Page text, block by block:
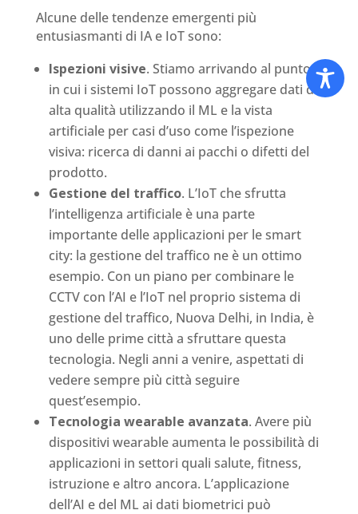
Alcune delle tendenze emergenti più
entusiasmanti di IA e IoT sono:
Ispezioni visive. Stiamo arrivando al punto
in cui i sistemi IoT possono aggregare dati di
alta qualità utilizzando il ML e la vista
artificiale per casi d’uso come l’ispezione
visiva: ricerca di danni ai pacchi o difetti del
prodotto.
Gestione del traffico. L’IoT che sfrutta
l’intelligenza artificiale è una parte
importante delle applicazioni per le smart
city: la gestione del traffico ne è un ottimo
esempio. Con un piano per combinare le
CCTV con l’AI e l’IoT nel proprio sistema di
gestione del traffico, Nuova Delhi, in India, è
uno delle prime città a sfruttare questa
tecnologia. Negli anni a venire, aspettati di
vedere sempre più città seguire
quest’esempio.
Tecnologia wearable avanzata. Avere più
dispositivi wearable aumenta le possibilità di
applicazioni in settori quali salute, fitness,
istruzione e altro ancora. L’applicazione
dell’AI e del ML ai dati biometrici può